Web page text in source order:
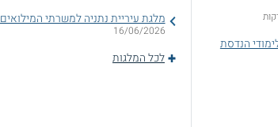
הנדסת
מלגת עיריית נתניה למשרתי המילואים
16/06/2026
לכל המלגות